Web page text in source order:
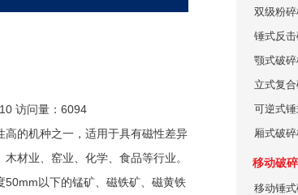
访问量：6094
的机种之一，适用于具有磁性差异
材业、窑业、化学、食品等行业。
以下的锰矿、磁铁矿、磁黄铁
双级粉
锤式反
颚式破
立式复
可逆式
机
厢式破
移动破碎
移动锤